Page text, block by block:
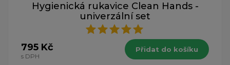
Hygienická rukavice Clean Hands -
univerzální set
795 Kč
s DPH
Přidat do košíku